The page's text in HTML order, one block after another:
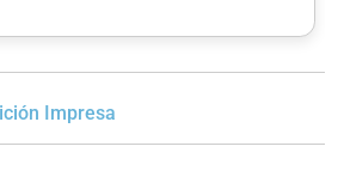
Impresa